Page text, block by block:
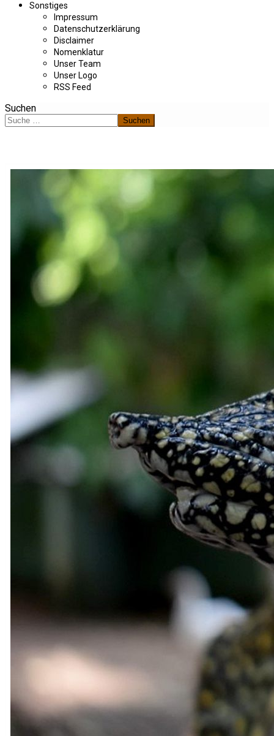
Sonstiges
Impressum
Datenschutzerklärung
Disclaimer
Nomenklatur
Unser Team
Unser Logo
RSS Feed
Suchen
Suchen